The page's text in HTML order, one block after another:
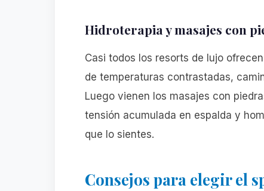
Hidroterapia y masajes con
Casi todos los resorts de lujo
de temperaturas contrastadas,
Luego vienen los masajes con
tensión acumulada en espalda y
que lo sientes.
Consejos para elegir el